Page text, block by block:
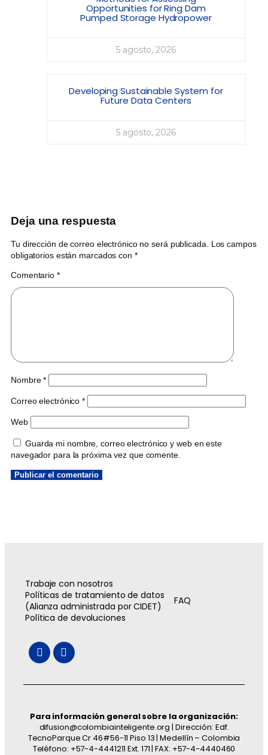
Opportunities for Ring Dam
Pumped Storage Hydropower
5 agosto, 2026
Developing Sustainable System for
Future Data Centers
5 agosto, 2026
Deja una respuesta
Tu dirección de correo electrónico no será publicada.
Los campos
obligatorios están marcados con *
Comentario *
Nombre*
Correo electrónico*
Web
Guarda mi nombre, correo electrónico y web en este
navegador para la próxima vez que comente.
Trabaje con nosotros
Políticas de tratamiento de datos
(Alianza administrada por CIDET)
FAQ
Política de devoluciones
Para información general sobre la organización:
difusion@colombiainteligente.org | Dirección: Edf.
TecnoParque Cr 46#56-11 Piso 13 | Medellín – Colombia
Teléfono: +57-4-4441211 Ext. 171 | FAX: +57-4-4440460